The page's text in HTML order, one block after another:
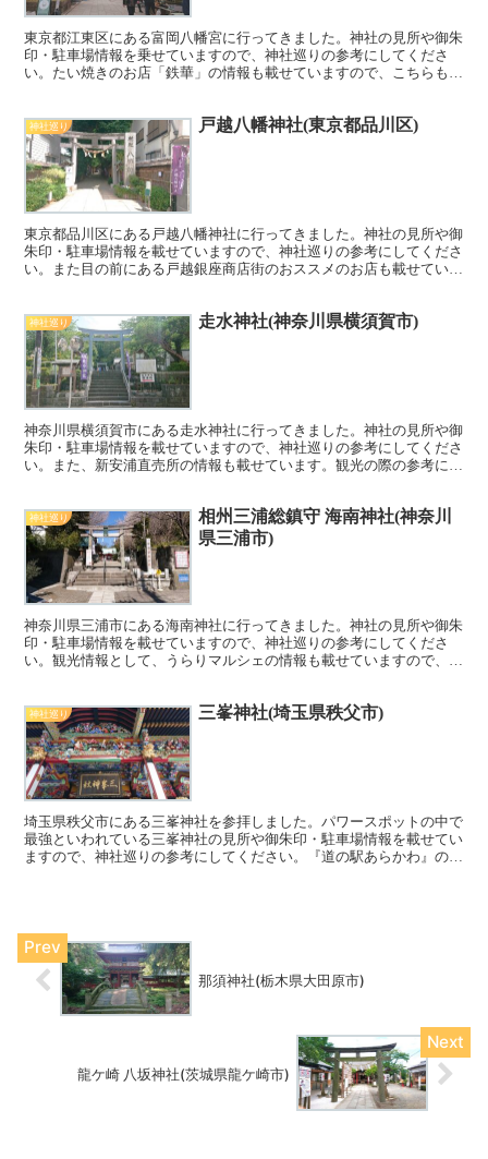
東京都江東区にある富岡八幡宮に行ってきました。神社の見所や御朱
印・駐車場情報を乗せていますので、神社巡りの参考にしてくださ
い。たい焼きのお店「鉄華」の情報も載せていますので、こちらもご
神社巡り 戸越八幡神社(東京都品川区)
東京都品川区にある戸越八幡神社に行ってきました。神社の見所や御
朱印・駐車場情報を載せていますので、神社巡りの参考にしてくださ
い。また目の前にある戸越銀座商店街のおススメのお店も載せていま
神社巡り 走水神社(神奈川県横須賀市)
神奈川県横須賀市にある走水神社に行ってきました。神社の見所や御
朱印・駐車場情報を載せていますので、神社巡りの参考にしてくださ
い。また、新安浦直売所の情報も載せています。観光の際の参考にし
神社巡り
相州三浦総鎮守 海南神社(神奈川
県三浦市)
神奈川県三浦市にある海南神社に行ってきました。神社の見所や御朱
印・駐車場情報を載せていますので、神社巡りの参考にしてくださ
い。観光情報として、うらりマルシェの情報も載せていますので、ぜ
神社巡り 三峯神社(埼玉県秩父市)
埼玉県秩父市にある三峯神社を参拝しました。パワースポットの中で
最強といわれている三峯神社の見所や御朱印・駐車場情報を載せてい
ますので、神社巡りの参考にしてください。『道の駅あらかわ』の情
那須神社(栃木県大田原市)
龍ケ崎 八坂神社(茨城県龍ケ崎市)